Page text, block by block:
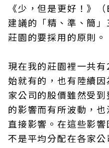
《少，但是更好！》
建議的「精、準、簡
莊園的要採用的原則。
現在我的莊園裡一共
始就有的，也有陸續
家公司的股價雖然受
的影響而有所波動，
直接影響。在這些影
不是平均分配在各家公